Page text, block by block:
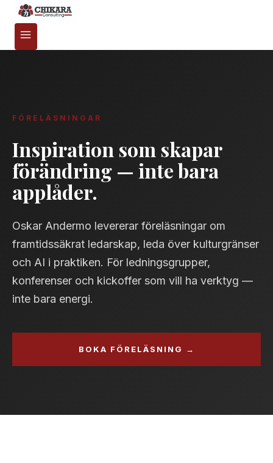
FÖRELÄSNINGAR
Inspiration som skapar
förändring — inte bara
applåder.
Oskar Andermo levererar föreläsningar om
framtidssäkrat ledarskap, leda över kulturgränser
och AI i praktiken. För ledningsgrupper,
konferenser och kickoffer som vill ha verktyg —
inte bara energi.
BOKA FÖRELÄSNING →